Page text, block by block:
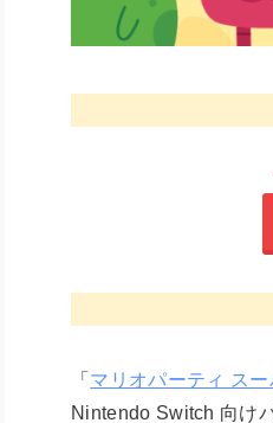
「 マリオパーティ ス
Nintendo Switch 向け